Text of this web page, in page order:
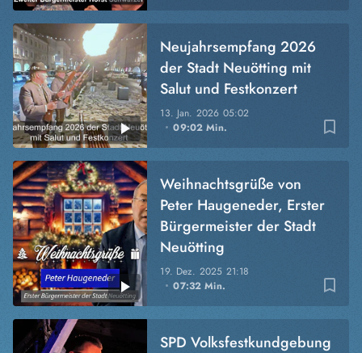
bookmark_border
13. Jan. 2026 05:02
09:02 Min.
Neujahrsempfang 2026
der Stadt Neuötting mit
Salut und Festkonzert
bookmark_border
19. Dez. 2025 21:18
07:32 Min.
Weihnachtsgrüße von
Peter Haugeneder, Erster
Bürgermeister der Stadt
Neuötting
SPD Volksfestkundgebung